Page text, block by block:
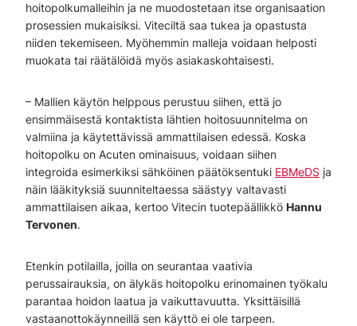
hoitopolkumalleihin ja ne muodostetaan itse organisaation
prosessien mukaisiksi. Viteciltä saa tukea ja opastusta
niiden tekemiseen. Myöhemmin malleja voidaan helposti
muokata tai räätälöidä myös asiakaskohtaisesti.
– Mallien käytön helppous perustuu siihen, että jo
ensimmäisestä kontaktista lähtien hoitosuunnitelma on
valmiina ja käytettävissä ammattilaisen edessä. Koska
hoitopolku on Acuten ominaisuus, voidaan siihen
integroida esimerkiksi sähköinen päätöksentuki EBMeDS ja
näin lääkityksiä suunniteltaessa säästyy valtavasti
ammattilaisen aikaa, kertoo Vitecin tuotepäällikkö Hannu
Tervonen.
Etenkin potilailla, joilla on seurantaa vaativia
perussairauksia, on älykäs hoitopolku erinomainen työkalu
parantaa hoidon laatua ja vaikuttavuutta. Yksittäisillä
vastaanottokäynneillä sen käyttö ei ole tarpeen.